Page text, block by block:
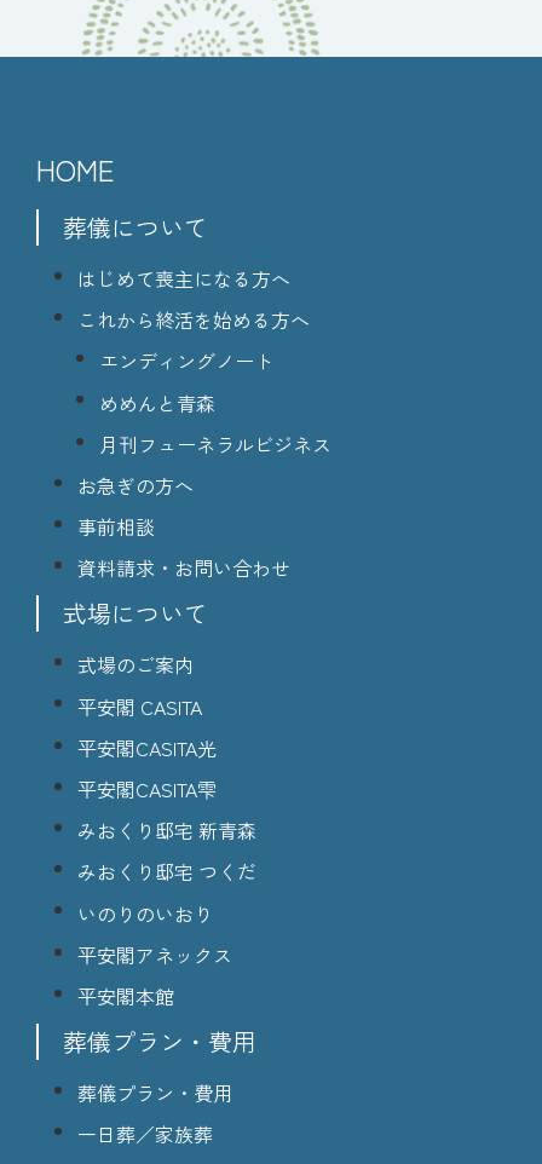
HOME
葬儀について
はじめて喪主になる方へ
これから終活を始める方へ
エンディングノート
めめんと青森
月刊フューネラルビジネス
お急ぎの方へ
事前相談
資料請求・お問い合わせ
式場について
式場のご案内
平安閣 CASITA
平安閣CASITA光
平安閣CASITA雫
みおくり邸宅 新青森
みおくり邸宅 つくだ
いのりのいおり
平安閣アネックス
平安閣本館
葬儀プラン・費用
葬儀プラン・費用
一日葬／家族葬